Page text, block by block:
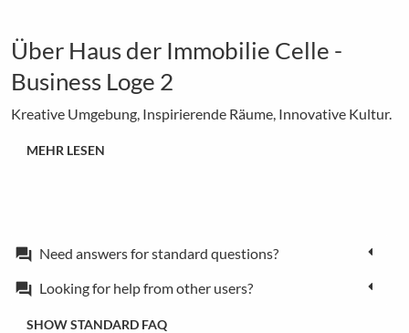
Über Haus der Immobilie Celle -
Business Loge 2
Kreative Umgebung, Inspirierende Räume, Innovative Kultur.
MEHR LESEN
forum Need answers for standard questions?
forum Looking for help from other users?
SHOW STANDARD FAQ